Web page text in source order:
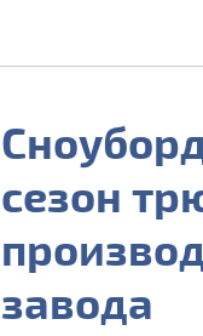
сезон
завода